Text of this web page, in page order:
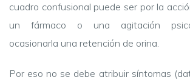
cuadro confusional puede ser por la
un fármaco o una agitación
ocasionarla una retención de orina.
Por eso no se debe atribuir síntomas